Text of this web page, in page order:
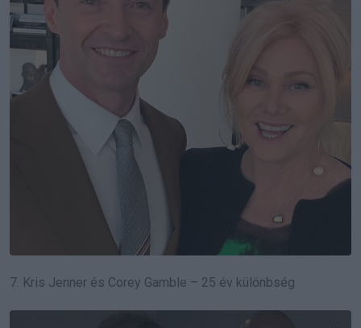
7. Kris Jenner és Corey Gamble – 25 év különbség